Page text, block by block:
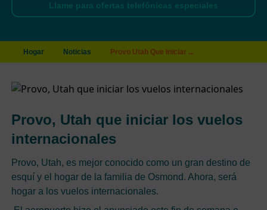
Llame para ofertas telefónicas especiales
Hogar Noticias Provo Utah Que Iniciar ...
Provo, Utah que iniciar los vuelos
internacionales
Provo, Utah, es mejor conocido como un gran destino de
esquí y el hogar de la familia de Osmond. Ahora, será
hogar a los vuelos internacionales.